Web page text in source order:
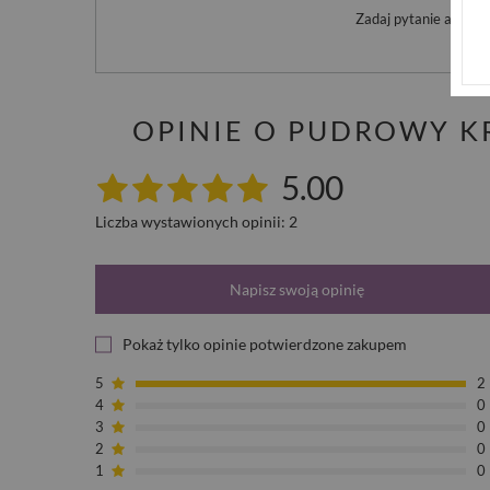
Zadaj pytanie a my
OPINIE O PUDROWY
5.00
Liczba wystawionych opinii: 2
Napisz swoją opinię
Pokaż tylko opinie potwierdzone zakupem
5
2
4
0
3
0
2
0
1
0